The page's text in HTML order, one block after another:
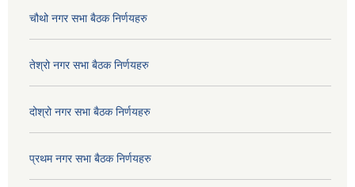
चौथो नगर सभा बैठक निर्णयहरु
तेश्रो नगर सभा बैठक निर्णयहरु
दोश्रो नगर सभा बैठक निर्णयहरु
प्रथम नगर सभा बैठक निर्णयहरु